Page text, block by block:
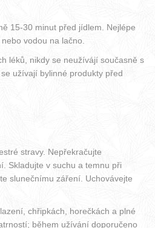
15-30 minut před jídlem. Nejlépe
vodou na lačno.
léků, nikdy se neužívájí současně s
užívají bylinné produkty před
stravy. Nepřekračujte
Skladujte v suchu a temnu při
slunečnímu záření. Uchovávejte
chřipkách, horečkách a plné
během užívání doporučeno